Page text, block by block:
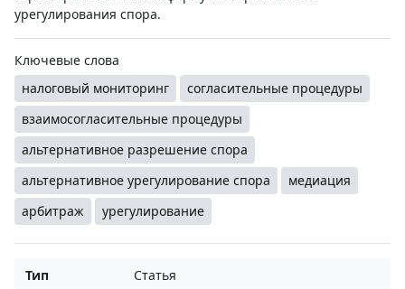
урегулирования спора.
Ключевые слова
налоговый мониторинг
согласительные процедуры
взаимосогласительные процедуры
альтернативное разрешение спора
альтернативное урегулирование спора
медиация
арбитраж
урегулирование
Тип
Статья